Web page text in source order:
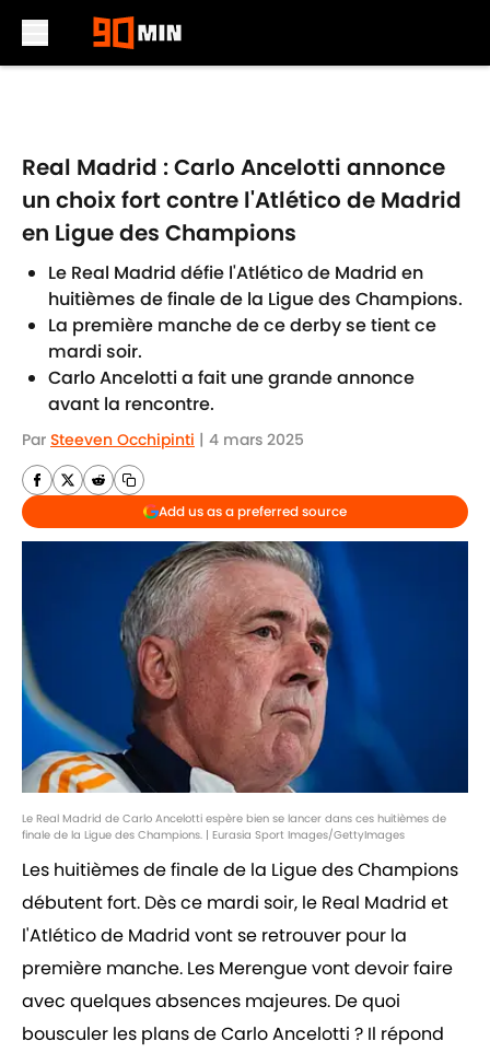
Real Madrid : Carlo Ancelotti annonce
un choix fort contre l'Atlético de Madrid
en Ligue des Champions
Le Real Madrid défie l'Atlético de Madrid en
huitièmes de finale de la Ligue des Champions.
La première manche de ce derby se tient ce
mardi soir.
Carlo Ancelotti a fait une grande annonce
avant la rencontre.
Par Steeven Occhipinti | 4 mars 2025
Add us as a preferred source
Le Real Madrid de Carlo Ancelotti espère bien se lancer dans ces huitièmes de
finale de la Ligue des Champions. | Eurasia Sport Images/GettyImages
Les huitièmes de finale de la Ligue des Champions
débutent fort. Dès ce mardi soir, le Real Madrid et
l'Atlético de Madrid vont se retrouver pour la
première manche. Les Merengue vont devoir faire
avec quelques absences majeures. De quoi
bousculer les plans de Carlo Ancelotti ? Il répond